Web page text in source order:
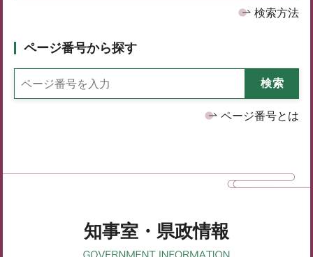
検索方法
ページ番号から探す
ページ番号とは
知事室・県政情報